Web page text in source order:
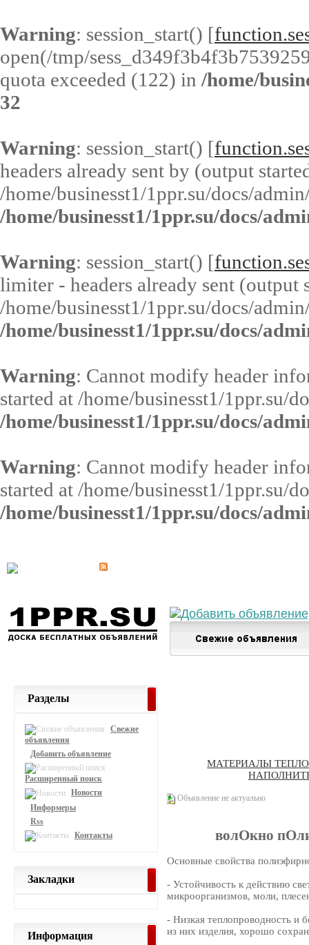
Warning: session_start() [
open(/tmp/
quota exceeded (122) in /home/
32
Warning: session_start() [
headers already sent by (output
/home/businesst1/1ppr.su/docs/
/home/businesst1/1ppr.su/docs/
Warning: session_start() [
limiter - headers already sent (output
/home/businesst1/1ppr.su/docs/
/home/businesst1/1ppr.su/docs/
Warning: Cannot modify header
started at /home/businesst1/1ppr.su/
/home/businesst1/1ppr.su/docs/
Warning: Cannot modify header
started at /home/businesst1/1ppr.su/
/home/businesst1/1ppr.su/docs/
МАТЕРИАЛЫ
Объявление не актуально
волОкно
Основные свойства
- Устойчивость к действию
микроорганизмов, моли,
- Низкая теплопроводность и
из них изделия, хорошо
Разделы
Свежие
объявления
Добавить объявление
Расширенный поиск
Новости
Информеры
Rss
Контакты
Закладки
Информация